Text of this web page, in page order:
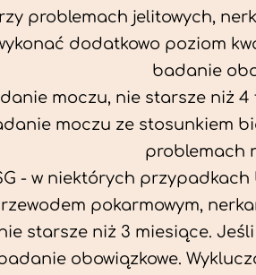
problemach jelitowych,
dodatkowo poziom
badanie
moczu, nie starsze niż
moczu ze stosunkiem
problemach
- w niektórych
pokarmowym,
starsze niż 3 miesiące.
obowiązkowe.